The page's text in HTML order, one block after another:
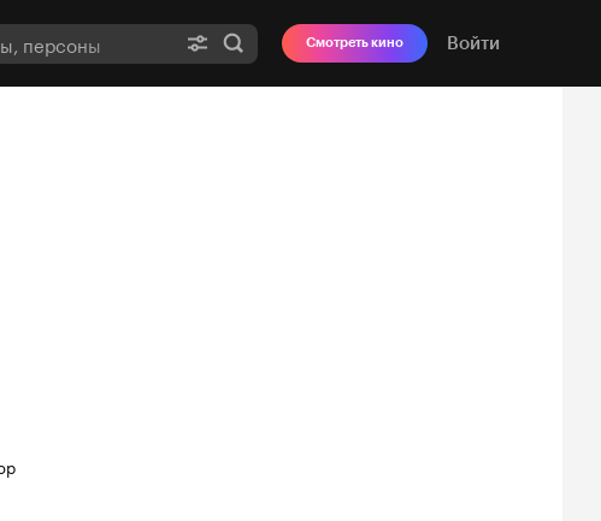
Смотреть кино Войти